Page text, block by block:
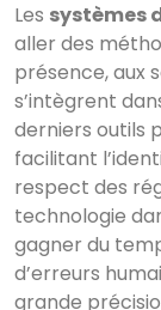
Les systèmes
aller des
présence, aux
s’intègrent
derniers outils
facilitant
respect des
technologie
gagner du
d’erreurs
grande